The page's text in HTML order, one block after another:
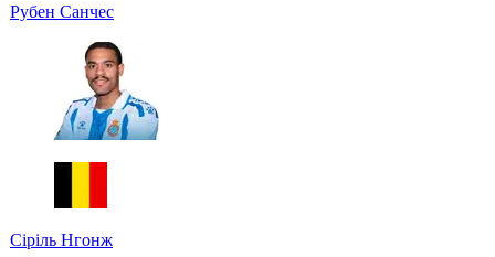
Рубен Санчес
Сіріль Нгонж